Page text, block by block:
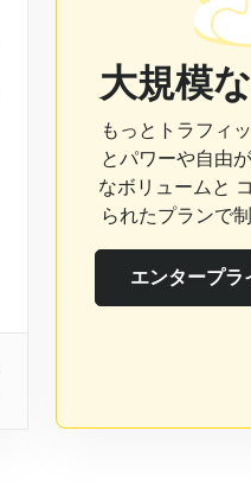
大規模
もっとトラフィ
とパワーや自由
なボリュームと
られたプランで
エンタープ